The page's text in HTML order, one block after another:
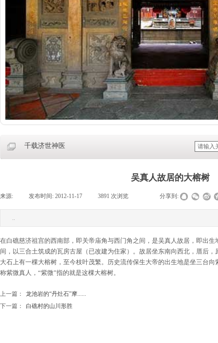
千载济世神医
吴真人故居的大榕树
来源: 发布时间: 2012-11-17 3891 次浏览 分享到:
..
在白礁慈济祖宫的西南部，即关帝庙角与西门角之间，是吴真人故居，即出
间，以三合土筑成的瓦房古屋（已改建为住家）。故居坐东南向西北，厝后
大石上有一棵大榕树，至今枝叶茂繁。历史流传保生大帝的出生地是坐三台
称紫微真人，“紫微”指的就是这棵大榕树。
上一篇：
龙池岩的“丹灶石”摩......
下一篇：
白礁村的山川形胜